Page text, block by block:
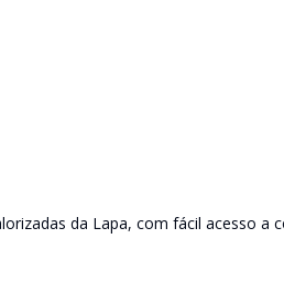
da Lapa, com fácil acesso a